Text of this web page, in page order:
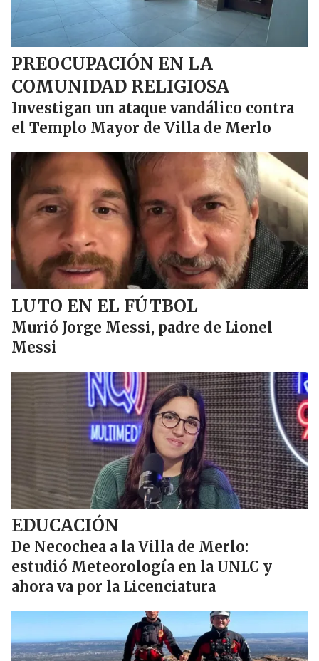
PREOCUPACIÓN EN LA
COMUNIDAD RELIGIOSA
Investigan un ataque vandálico contra
el Templo Mayor de Villa de Merlo
LUTO EN EL FÚTBOL
Murió Jorge Messi, padre de Lionel
Messi
EDUCACIÓN
De Necochea a la Villa de Merlo:
estudió Meteorología en la UNLC y
ahora va por la Licenciatura